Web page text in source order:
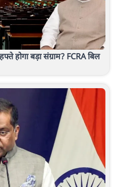
होगा बड़ा संग्राम? FCRA बिल